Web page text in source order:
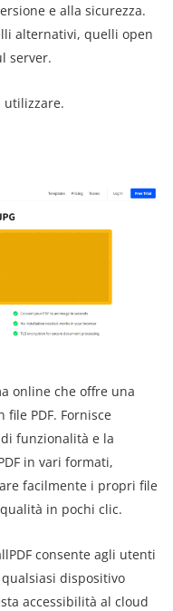
e alla sicurezza.
alternativi, quelli open
server.
utilizzare.
online che offre una
PDF. Fornisce
funzionalità e la
in vari formati,
facilmente i propri file
in pochi clic.
consente agli utenti
dispositivo
accessibilità al cloud